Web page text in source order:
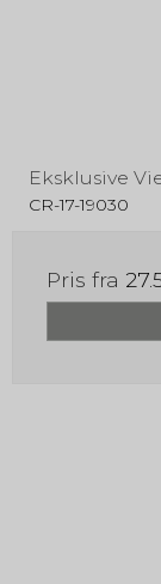
Eksklusive
CR-17-19030
Pris fra